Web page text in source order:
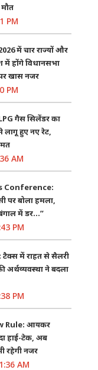
PM
में चार राज्यों और
में होंगे विधानसभा
खास नजर
PM
गैस सिलेंडर का
लागू हुए नए रेट,
AM
Conference:
पर बोला हमला,
में डर…”
PM
में राहत से सैलरी
अर्थव्यवस्था ने बदला
PM
Rule: आयकर
हाई-टेक, अब
रहेगी नजर
AM